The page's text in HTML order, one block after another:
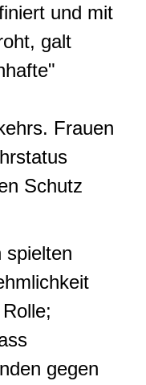
und mit
galt
Frauen
Schutz
spielten
gegen